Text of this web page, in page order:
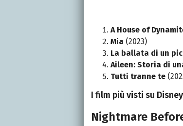
A House of
Mia (2023)
La ballata di un
Aileen: Storia di
Tutti tranne te
I film più visti su
Nightmare